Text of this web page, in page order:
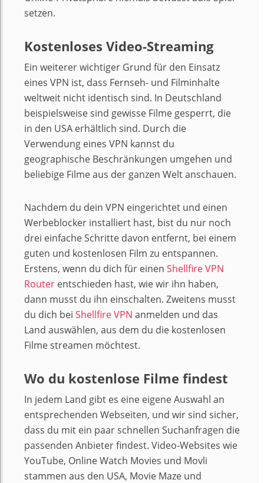
setzen.
Kostenloses Video-Streaming
Ein weiterer wichtiger Grund für den Einsatz
eines VPN ist, dass Fernseh- und Filminhalte
weltweit nicht identisch sind. In Deutschland
beispielsweise sind gewisse Filme gesperrt, die
in den USA erhältlich sind. Durch die
Verwendung eines VPN kannst du
geographische Beschränkungen umgehen und
beliebige Filme aus der ganzen Welt anschauen.
Nachdem du dein VPN eingerichtet und einen
Werbeblocker installiert hast, bist du nur noch
drei einfache Schritte davon entfernt, bei einem
guten und kostenlosen Film zu entspannen.
Erstens, wenn du dich für einen Shellfire VPN
Router entschieden hast, wie wir ihn haben,
dann musst du ihn einschalten. Zweitens musst
du dich bei Shellfire VPN anmelden und das
Land auswählen, aus dem du die kostenlosen
Filme streamen möchtest.
Wo du kostenlose Filme findest
In jedem Land gibt es eine eigene Auswahl an
entsprechenden Webseiten, und wir sind sicher,
dass du mit ein paar schnellen Suchanfragen die
passenden Anbieter findest. Video-Websites wie
YouTube, Online Watch Movies und Movli
stammen aus den USA, Movie Maze und